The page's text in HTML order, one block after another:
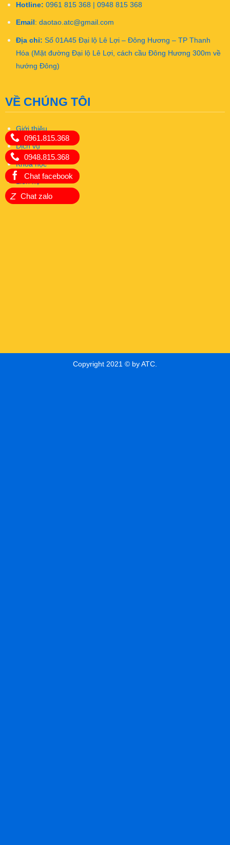
0961.815.368
0948.815.368
Chat facebook
Z Chat zalo
Hotline: 0961 815 368 | 0948 815 368
Email : daotao.atc@gmail.com
Địa chỉ: Số 01A45 Đại lộ Lê Lợi – Đông Hương – TP Thanh
Hóa (Mặt đường Đại lộ Lê Lợi, cách cầu Đông Hương 300m về
hướng Đông)
VỀ CHÚNG TÔI
Giới thiệu
Dịch vụ
Khóa học
Liên hệ
Copyright 2021 © by ATC.